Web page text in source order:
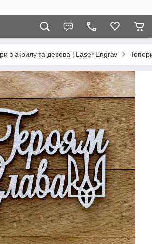
з акрилу та дерева | Laser Engrav